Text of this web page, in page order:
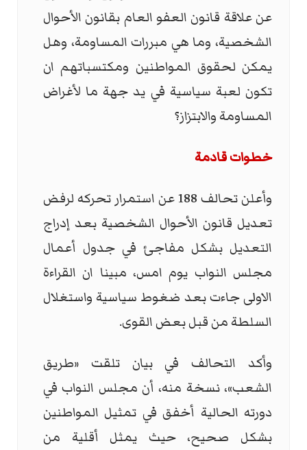
عن علاقة قانون العفو العام بقانون الأحوال
الشخصية، وما هي مبررات المساومة، وهل
يمكن لحقوق المواطنين ومكتسباتهم ان
تكون لعبة سياسية في يد جهة ما لأغراض
المساومة والابتزاز؟
خطوات قادمة
وأعلن تحالف 188 عن استمرار تحركه لرفض
تعديل قانون الأحوال الشخصية بعد إدراج
التعديل بشكل مفاجئ في جدول أعمال
مجلس النواب يوم امس، مبينا ان القراءة
الاولى جاءت بعد ضغوط سياسية واستغلال
السلطة من قبل بعض القوى.
وأكد التحالف في بيان تلقت «طريق
الشعب»، نسخة منه، أن مجلس النواب في
دورته الحالية أخفق في تمثيل المواطنين
بشكل صحيح، حيث يمثل أقلية من